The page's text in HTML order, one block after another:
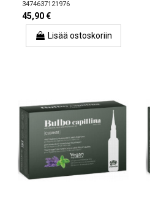
3474637121976
45,90 €
Lisää ostoskoriin